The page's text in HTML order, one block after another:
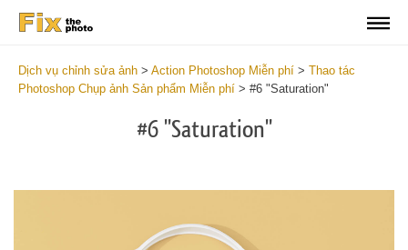
Dịch vụ chỉnh sửa ảnh > Action Photoshop Miễn phí > Thao tác
Photoshop Chụp ảnh Sản phẩm Miễn phí > #6 "Saturation"
#6 "Saturation"